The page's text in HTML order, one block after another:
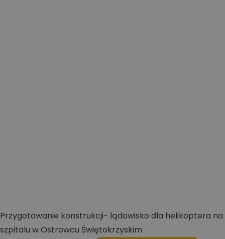
Przygotowanie konstrukcji- lądowisko dla helikoptera na
szpitalu w Ostrowcu Świętokrzyskim